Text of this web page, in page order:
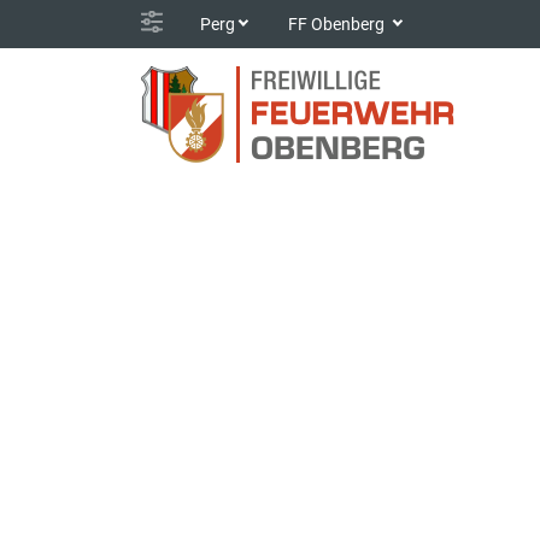
Perg FF Obenberg